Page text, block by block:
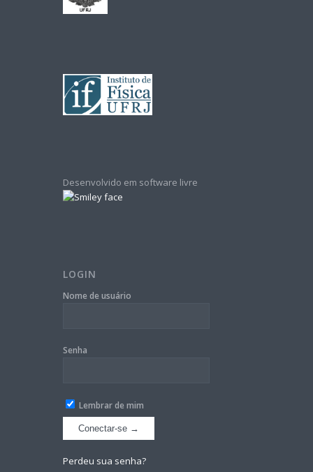
Desenvolvido em software livre
LOGIN
Nome de usuário
Senha
Lembrar de mim
Perdeu sua senha?